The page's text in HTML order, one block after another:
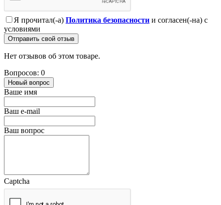
Я прочитал(-а) Политика безопасности и согласен(-на) с
условиями
Отправить свой отзыв
Нет отзывов об этом товаре.
Вопросов: 0
Новый вопрос
Ваше имя
Ваш e-mail
Ваш вопрос
Captcha